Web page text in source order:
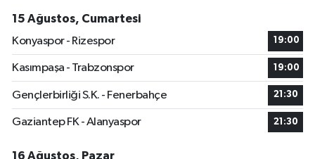
15 Ağustos, Cumartesi
Konyaspor - Rizespor
19:00
Kasımpaşa - Trabzonspor 19:00
Gençlerbirliği S.K. - Fenerbahçe 21:30
Gaziantep FK - Alanyaspor 21:30
16 Ağustos, Pazar